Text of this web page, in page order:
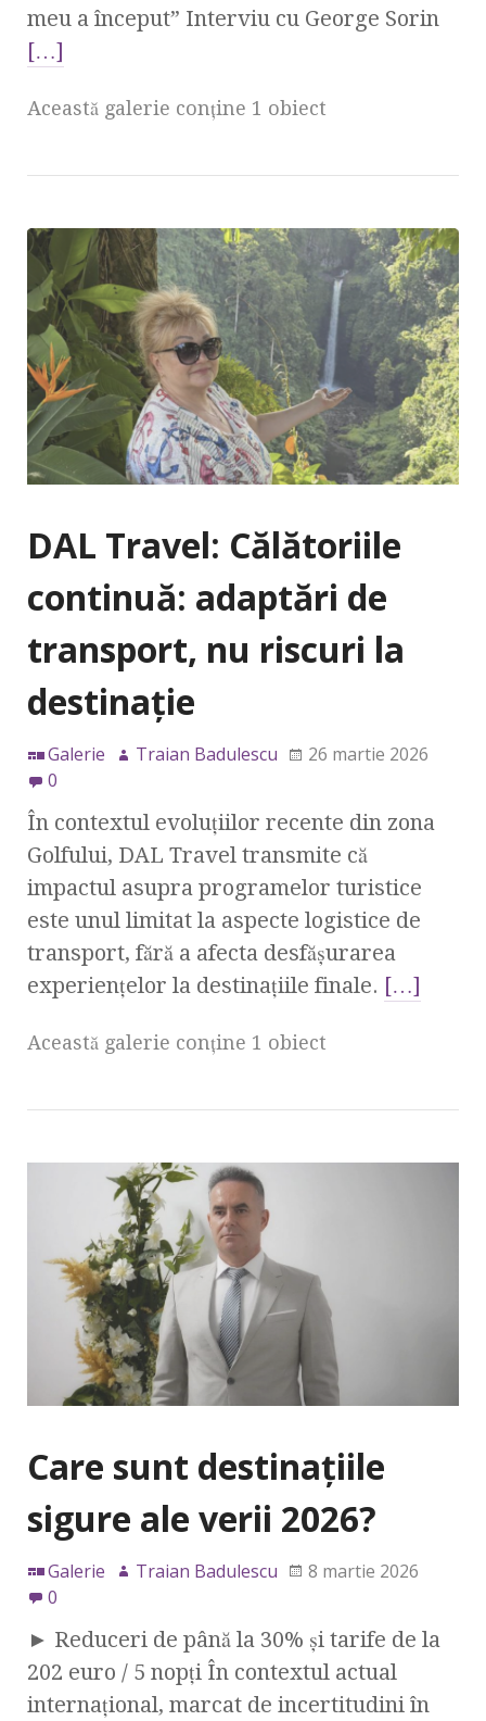
meu a început” Interviu cu George Sorin
[…]
Această galerie conţine 1 obiect
DAL Travel: Călătoriile
continuă: adaptări de
transport, nu riscuri la
destinație
Galerie Traian Badulescu
26 martie 2026
0
În contextul evoluțiilor recente din zona
Golfului, DAL Travel transmite că
impactul asupra programelor turistice
este unul limitat la aspecte logistice de
transport, fără a afecta desfășurarea
experiențelor la destinațiile finale. […]
Această galerie conţine 1 obiect
Care sunt destinațiile
sigure ale verii 2026?
Galerie Traian Badulescu
8 martie 2026
0
► Reduceri de până la 30% și tarife de la
202 euro / 5 nopți În contextul actual
internațional, marcat de incertitudini în